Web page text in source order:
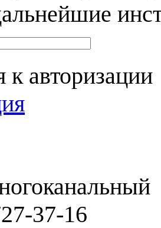
к авторизации
37-16